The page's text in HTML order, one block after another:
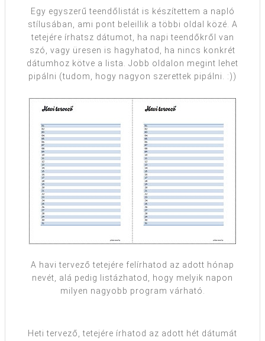
Egy egyszerű teendőlistát is készítettem a napló
stílusában, ami pont beleillik a többi oldal közé. A
tetejére írhatsz dátumot, ha napi teendőkről van
szó, vagy üresen is hagyhatod, ha nincs konkrét
dátumhoz kötve a lista. Jobb oldalon megint lehet
pipálni (tudom, hogy nagyon szerettek pipálni. :))
A havi tervező tetejére felírhatod az adott hónap
nevét, alá pedig listázhatod, hogy melyik napon
milyen nagyobb program várható.
Heti tervező, tetejére írhatod az adott hét dátumát